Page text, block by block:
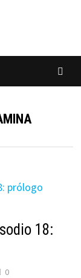
18:
0